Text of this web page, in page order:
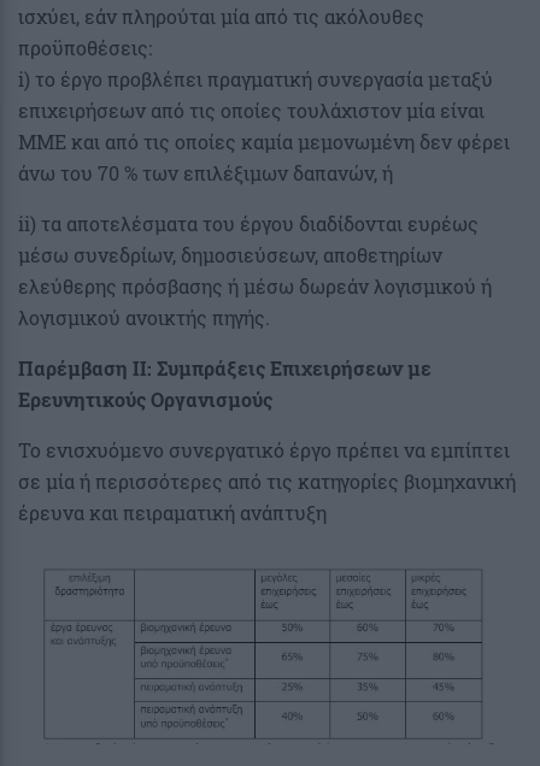
ισχύει, εάν πληρούται μία από τις ακόλουθες
προϋποθέσεις:
i) το έργο προβλέπει πραγματική συνεργασία μεταξύ
επιχειρήσεων από τις οποίες τουλάχιστον μία είναι
ΜΜΕ και από τις οποίες καμία μεμονωμένη δεν φέρει
άνω του 70 % των επιλέξιμων δαπανών, ή
ii) τα αποτελέσματα του έργου διαδίδονται ευρέως
μέσω συνεδρίων, δημοσιεύσεων, αποθετηρίων
ελεύθερης πρόσβασης ή μέσω δωρεάν λογισμικού ή
λογισμικού ανοικτής πηγής.
Παρέμβαση II: Συμπράξεις Επιχειρήσεων με
Ερευνητικούς Οργανισμούς
Το ενισχυόμενο συνεργατικό έργο πρέπει να εμπίπτει
σε μία ή περισσότερες από τις κατηγορίες βιομηχανική
έρευνα και πειραματική ανάπτυξη